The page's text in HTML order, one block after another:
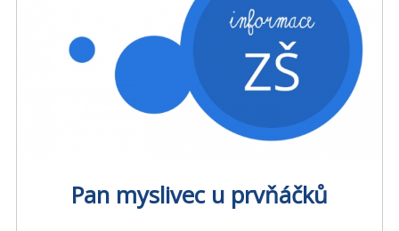
Pan myslivec u prvňáčků